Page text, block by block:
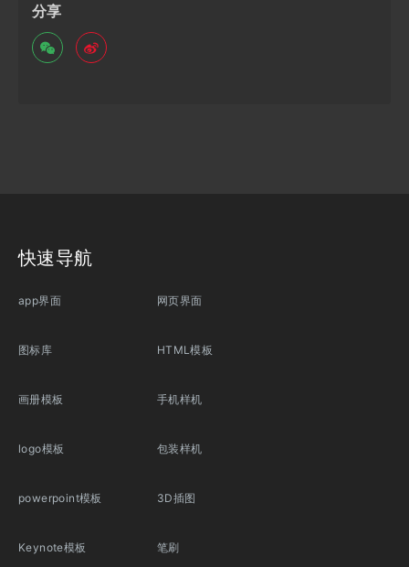
分享
快速导航
app界面
图标库
画册模板
logo模板
powerpoint模板
Keynote模板
网页界面
HTML模板
手机样机
包装样机
3D插图
笔刷